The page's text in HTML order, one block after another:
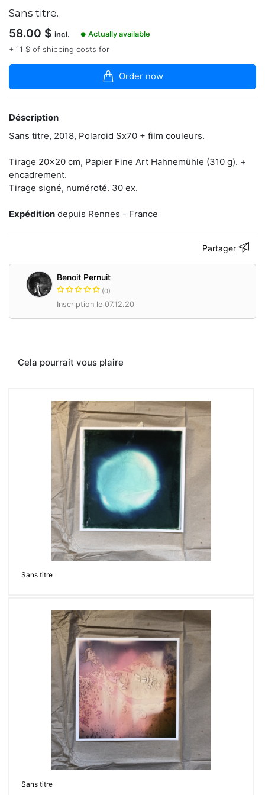
dans
boutique
https://www.instagram.com/benoit_prnt/
Contacter
Sans titre.
58.00 $ incl. ● Actually available
+ 11 $ of shipping costs for
Order now
Déscription
Sans titre, 2018, Polaroid Sx70 + film couleurs.
Tirage 20x20 cm, Papier Fine Art Hahnemühle (310 g). +
encadrement.
Tirage signé, numéroté. 30 ex.
Expédition depuis Rennes - France
Partager
Benoit Pernuit
(0)
Inscription le 07.12.20
Cela pourrait vous plaire
Sans titre
Sans titre